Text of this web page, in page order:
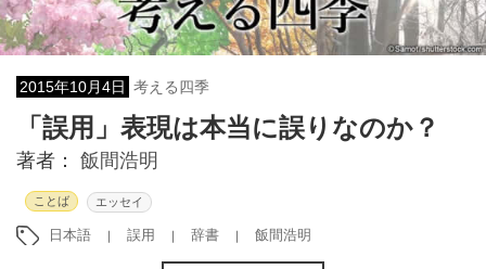
2015年10月4日 考える四季
「誤用」表現は本当に誤りなのか？
著者： 飯間浩明
ことば エッセイ
日本語 誤用 辞書 飯間浩明